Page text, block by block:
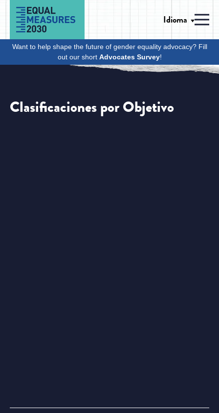
Skip to Content
Idioma
Want to help shape the future of gender equality advocacy? Fill
out our short Advocates Survey!
Clasificaciones por Objetivo